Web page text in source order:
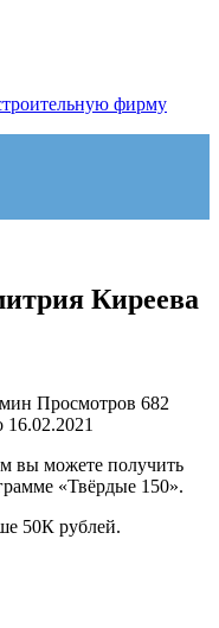
фирму
Киреева
Просмотров 682
16.02.2021
вы можете получить
«Твёрдые 150».
50К рублей.